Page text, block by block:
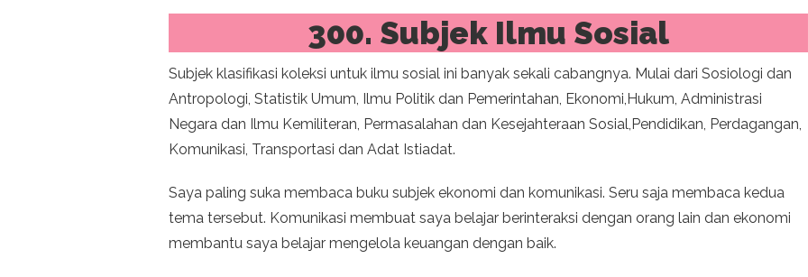
300. Subjek Ilmu Sosial
Subjek klasifikasi koleksi untuk ilmu sosial ini banyak sekali cabangnya. Mulai dari Sosiologi dan
Antropologi, Statistik Umum, Ilmu Politik dan Pemerintahan, Ekonomi,Hukum, Administrasi
Negara dan Ilmu Kemiliteran, Permasalahan dan Kesejahteraan Sosial,Pendidikan, Perdagangan,
Komunikasi, Transportasi dan Adat Istiadat.
Saya paling suka membaca buku subjek ekonomi dan komunikasi. Seru saja membaca kedua
tema tersebut. Komunikasi membuat saya belajar berinteraksi dengan orang lain dan ekonomi
membantu saya belajar mengelola keuangan dengan baik.